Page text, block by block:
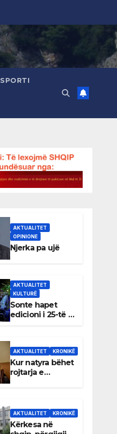
SPORTI
AKTUALITET
OPINIONE
Njerka pa ujë
AKTUALITET
KULTURË
Sonte hapet
edicioni i 25-të i
Panairit të Librit
AKTUALITET KRONIKË
Kur natyra bëhet
rojtarja e
dhomës së
AKTUALITET KRONIKË
Kërkesa në